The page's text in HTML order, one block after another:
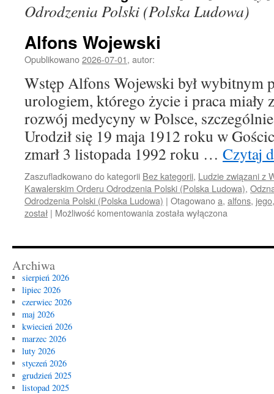
Odrodzenia Polski (Polska Ludowa)
Alfons Wojewski
Opublikowano2026-07-01, autor:
Wstęp Alfons Wojewski był wybitnym
urologiem, którego życie i praca miały
rozwój medycyny w Polsce,
Urodził się 19 maja 1912 roku w
zmarł 3 listopada 1992 roku … Czytaj
Zaszufladkowano do kategorii Bez kategorii, Ludzie związani z
Kawalerskim Orderu Odrodzenia Polski (Polska Ludowa),
Odrodzenia Polski (Polska Ludowa) | Otagowanoa, alfons, jego
został | Możliwość komentowania Alfons
została wyłączona
Archiwa
sierpień 2026
lipiec 2026
czerwiec 2026
maj 2026
kwiecień 2026
marzec 2026
luty 2026
styczeń 2026
grudzień 2025
listopad 2025